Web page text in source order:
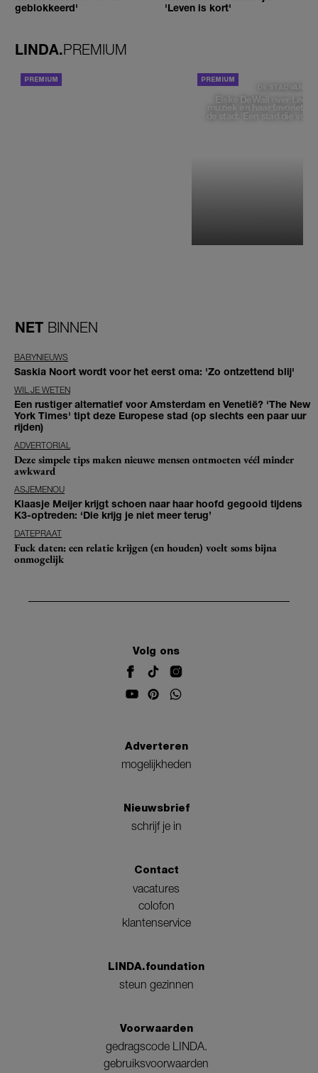
geblokkeerd'
'Leven is kort'
LINDA.PREMIUM
DE STAD VAN
Elske DeWall over
muziek en haar favoriete
de stad: 'Een stad die
NET BINNEN
BABYNIEUWS
Saskia Noort wordt voor het eerst oma: 'Zo ontzettend blij'
WIL JE WETEN
Een rustiger alternatief voor Amsterdam en Venetië? 'The New
York Times' tipt deze Europese stad (op slechts een paar uur
rijden)
ADVERTORIAL
Deze simpele tips maken nieuwe mensen ontmoeten véél minder
awkward
ASJEMENOU
Klaasje Meijer krijgt schoen naar haar hoofd gegooid tijdens
K3-optreden: ‘Die krijg je niet meer terug’
DATEPRAAT
Fuck daten: een relatie krijgen (en houden) voelt soms bijna
onmogelijk
Volg ons
Adverteren
mogelijkheden
Nieuwsbrief
schrijf je in
Contact
vacatures
colofon
klantenservice
LINDA.foundation
steun gezinnen
Voorwaarden
gedragscode LINDA.
gebruiksvoorwaarden